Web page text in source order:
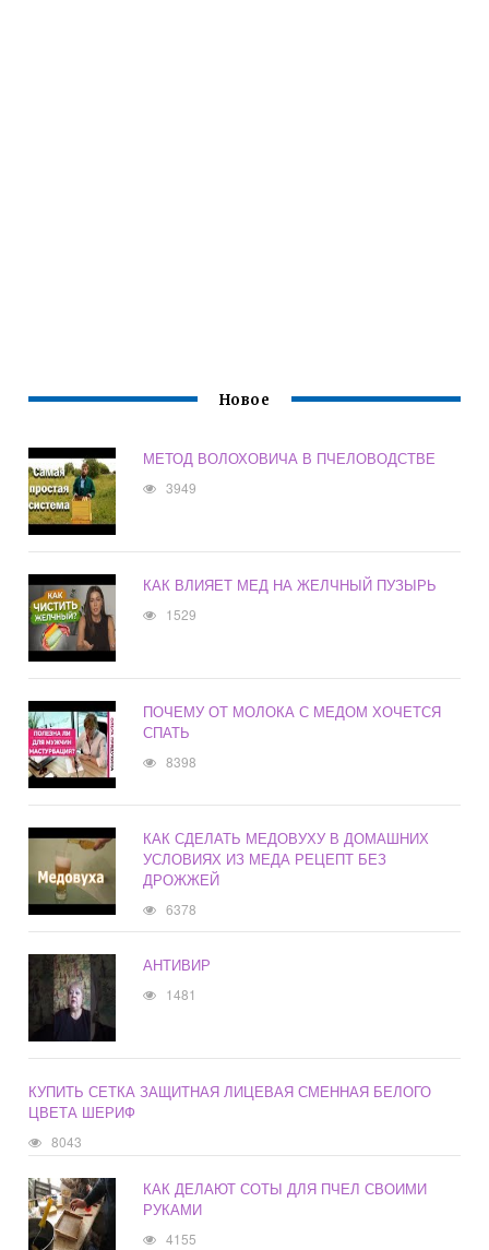
Новое
МЕТОД ВОЛОХОВИЧА В ПЧЕЛОВОДСТВЕ
3949
КАК ВЛИЯЕТ МЕД НА ЖЕЛЧНЫЙ ПУЗЫРЬ
1529
ПОЧЕМУ ОТ МОЛОКА С МЕДОМ ХОЧЕТСЯ
СПАТЬ
8398
КАК СДЕЛАТЬ МЕДОВУХУ В ДОМАШНИХ
УСЛОВИЯХ ИЗ МЕДА РЕЦЕПТ БЕЗ
ДРОЖЖЕЙ
6378
АНТИВИР
1481
КУПИТЬ СЕТКА ЗАЩИТНАЯ ЛИЦЕВАЯ СМЕННАЯ БЕЛОГО
ЦВЕТА ШЕРИФ
8043
КАК ДЕЛАЮТ СОТЫ ДЛЯ ПЧЕЛ СВОИМИ
РУКАМИ
4155